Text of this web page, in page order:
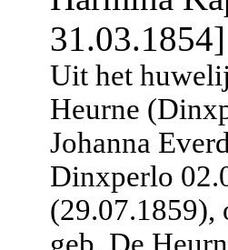
31.03.1854]
Uit het
Heurne (
Johanna
Dinxperlo
(29.07.1859),